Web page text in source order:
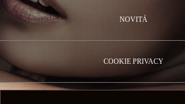
NOVITÁ
COOKIE PRIVACY